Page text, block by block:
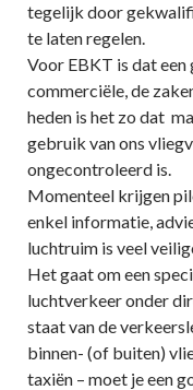
tegelijk door
te laten regelen.
Voor EBKT is dat een
commerciële, de
heden is het zo dat
gebruik van ons
ongecontroleerd is.
Momenteel krijgen
enkel informatie,
luchtruim is veel
Het gaat om een
luchtverkeer onder
staat van de
binnen- (of buiten)
taxiën – moet je een